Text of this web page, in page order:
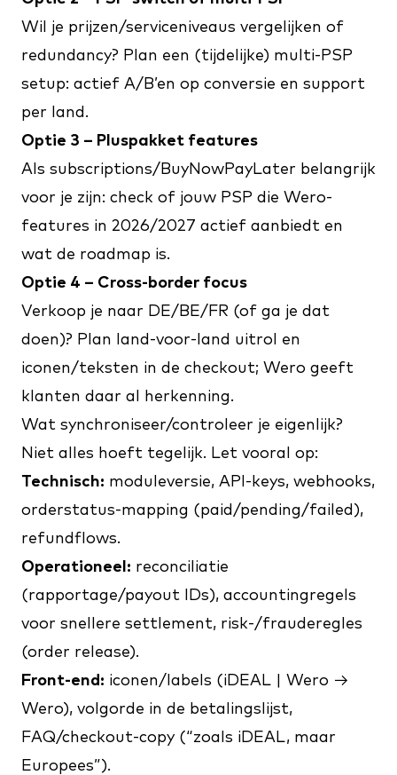
Wil je prijzen/serviceniveaus vergelijken of
redundancy? Plan een (tijdelijke) multi-PSP
setup: actief A/B’en op conversie en support
per land.
Optie 3 – Pluspakket features
Als subscriptions/BuyNowPayLater belangrijk
voor je zijn: check of jouw PSP die Wero-
features in 2026/2027 actief aanbiedt en
wat de roadmap is.
Optie 4 – Cross-border focus
Verkoop je naar DE/BE/FR (of ga je dat
doen)? Plan land-voor-land uitrol en
iconen/teksten in de checkout; Wero geeft
klanten daar al herkenning.
Wat synchroniseer/controleer je eigenlijk?
Niet alles hoeft tegelijk. Let vooral op:
Technisch: moduleversie, API-keys, webhooks,
orderstatus-mapping (paid/pending/failed),
refundflows.
Operationeel: reconciliatie
(rapportage/payout IDs), accountingregels
voor snellere settlement, risk-/frauderegles
(order release).
Front-end: iconen/labels (iDEAL | Wero →
Wero), volgorde in de betalingslijst,
FAQ/checkout-copy (“zoals iDEAL, maar
Europees”).